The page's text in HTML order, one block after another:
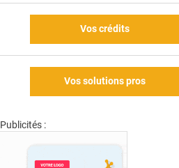
Vos crédits
Vos solutions pros
Publicités :